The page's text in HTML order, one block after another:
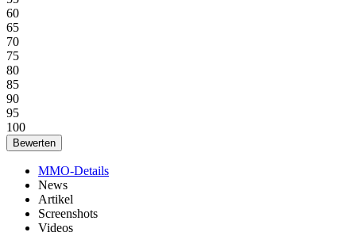
60
65
70
75
80
85
90
95
100
MMO-Details
News
Artikel
Screenshots
Videos